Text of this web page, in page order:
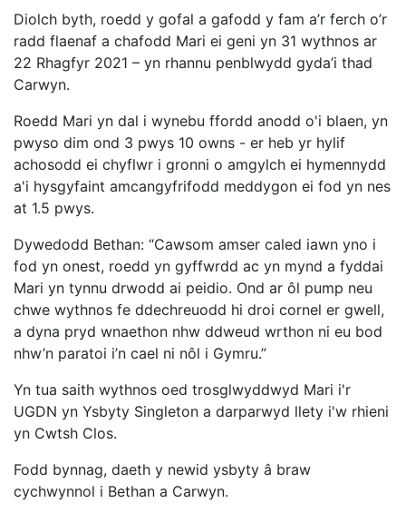
Diolch byth, roedd y gofal a gafodd y fam a’r ferch o’r
radd flaenaf a chafodd Mari ei geni yn 31 wythnos ar
22 Rhagfyr 2021 – yn rhannu penblwydd gyda’i thad
Carwyn.
Roedd Mari yn dal i wynebu ffordd anodd o'i blaen, yn
pwyso dim ond 3 pwys 10 owns - er heb yr hylif
achosodd ei chyflwr i gronni o amgylch ei hymennydd
a'i hysgyfaint amcangyfrifodd meddygon ei fod yn nes
at 1.5 pwys.
Dywedodd Bethan: “Cawsom amser caled iawn yno i
fod yn onest, roedd yn gyffwrdd ac yn mynd a fyddai
Mari yn tynnu drwodd ai peidio. Ond ar ôl pump neu
chwe wythnos fe ddechreuodd hi droi cornel er gwell,
a dyna pryd wnaethon nhw ddweud wrthon ni eu bod
nhw’n paratoi i’n cael ni nôl i Gymru.”
Yn tua saith wythnos oed trosglwyddwyd Mari i'r
UGDN yn Ysbyty Singleton a darparwyd llety i'w rhieni
yn Cwtsh Clos.
Fodd bynnag, daeth y newid ysbyty â braw
cychwynnol i Bethan a Carwyn.